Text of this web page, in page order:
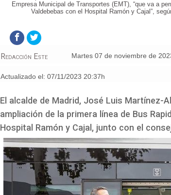
Empresa Municipal de Transportes (EMT), “que va a
Valdebebas con el Hospital Ramón y Cajal”,
martes 07 de noviembre de
Redacción Este
Actualizado el: 07/11/2023 20:37h
El alcalde de Madrid, José Luis Martínez-
ampliación de la primera línea de Bus
Hospital Ramón y Cajal, junto con el